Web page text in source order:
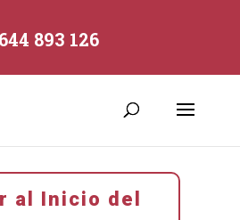
644 893 126
al Inicio del